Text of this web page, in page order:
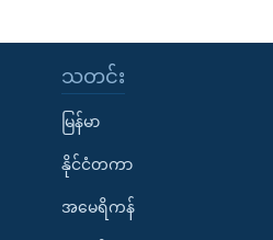
သတင်း
မြန်မာ
နိုင်ငံတကာ
အမေရိကန်